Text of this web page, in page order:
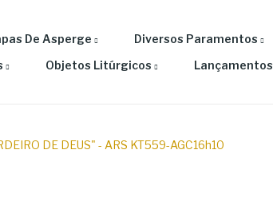
De Asperge
Diversos Paramentos
Objetos Litúrgicos Lançamentos
DE DEUS" - ARS KT559-AGC16h10